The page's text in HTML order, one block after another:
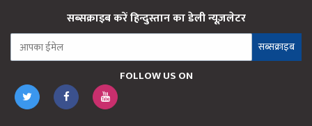
सब्सक्राइब करें हिन्दुस्तान का डेली न्यूज़लेटर
सब्सक्राइब
FOLLOW US ON